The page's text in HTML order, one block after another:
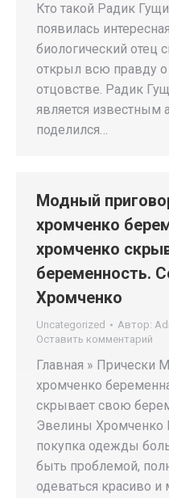
Кто такой Радик
появилась
биологический
открыл всю правду
отцовстве. Радик
является известным
поделился…
Модный
хромченко
хромченко
беременность.
Хромченко
Uncategorized Автор:
Оставить комментарий
Главная » Прически
хромченко
скрывает свою
Эвелины Хромченко
покупка одежды
быть проблемой,
одеваться красиво